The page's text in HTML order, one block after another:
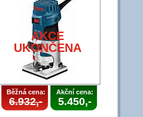
AKCE
UKONČENA
Běžná cena:
6.932,-
Akční cena:
5.450,-